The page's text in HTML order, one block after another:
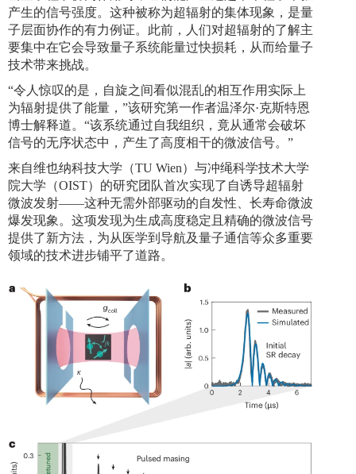
产生的信号强度。这种被称为超辐射的集体现象，是量
子层面协作的有力例证。 此前，人们对超辐射的了解主
要集中在它会导致量子系统能量过快损耗，从而给量子
技术带来挑战。
“令人惊叹的是，自旋之间看似混乱的相互作用实际上
为辐射提供了能量，”该研究第一作者温泽尔·克斯特恩
博士解释道。“该系统通过自我组织，竟从通常会破坏
信号的无序状态中，产生了高度相干的微波信号。 ”
来自维也纳科技大学（TU Wien）与冲绳科学技术大学
院大学（OIST）的研究团队首次实现了自诱导超辐射
微波发射——这种无需外部驱动的自发性、长寿命微波
爆发现象。 这项发现为生成高度稳定且精确的微波信号
提供了新方法，为从医学到导航及量子通信等众多重要
领域的技术进步铺平了道路。